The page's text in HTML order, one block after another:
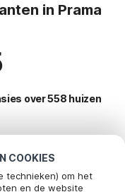
COOKIES
technieken) om het
en de website
in Prama
over 558 huizen
voor